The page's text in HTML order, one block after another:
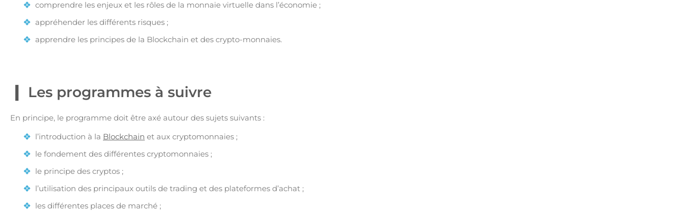
comprendre les enjeux et les rôles de la monnaie virtuelle dans l’économie ;
appréhender les différents risques ;
apprendre les principes de la Blockchain et des crypto-monnaies.
Les programmes à suivre
En principe, le programme doit être axé autour des sujets suivants :
l’introduction à la Blockchain et aux cryptomonnaies ;
le fondement des différentes cryptomonnaies ;
le principe des cryptos ;
l’utilisation des principaux outils de trading et des plateformes d’achat ;
les différentes places de marché ;